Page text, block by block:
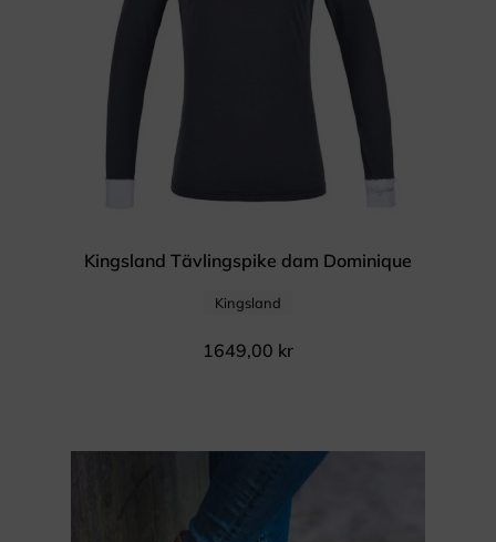
Kingsland Tävlingspike dam Dominique
Kingsland
1649,00 kr